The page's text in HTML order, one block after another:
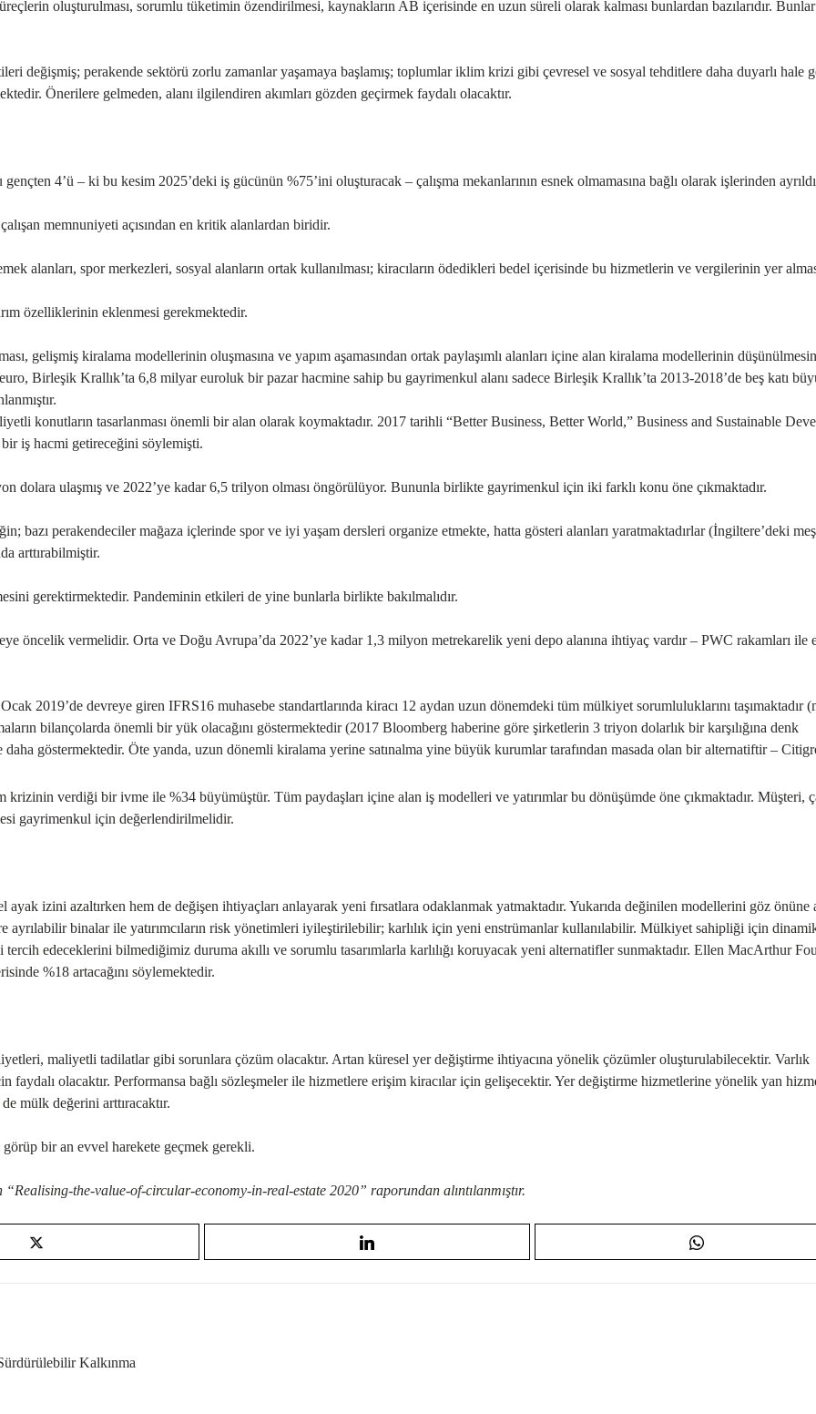
oluşturulması, sorumlu tüketimin özendirilmesi, kaynakların AB içerisinde en uzun süreli olarak kalması bunlardan bazılarıdır.
değişmiş; perakende sektörü zorlu zamanlar yaşamaya başlamış; toplumlar iklim krizi gibi çevresel ve sosyal tehditlere daha duyarlı hale
Önerilere gelmeden, alanı ilgilendiren akımları gözden geçirmek faydalı olacaktır.
4’ü – ki bu kesim 2025’deki iş gücünün %75’ini oluşturacak – çalışma mekanlarının esnek olmamasına bağlı olarak işlerinden
memnuniyeti açısından en kritik alanlardan biridir.
alanları, spor merkezleri, sosyal alanların ortak kullanılması; kiracıların ödedikleri bedel içerisinde bu hizmetlerin ve vergilerinin yer
özelliklerinin eklenmesi gerekmektedir.
gelişmiş kiralama modellerinin oluşmasına ve yapım aşamasından ortak paylaşımlı alanları içine alan kiralama modellerinin
Birleşik Krallık’ta 6,8 milyar euroluk bir pazar hacmine sahip bu gayrimenkul alanı sadece Birleşik Krallık’ta 2013-2018’de beş katı
konutların tasarlanması önemli bir alan olarak koymaktadır. 2017 tarihli “Better Business, Better World,” Business and Sustainable
iş hacmi getireceğini söylemişti.
dolara ulaşmış ve 2022’ye kadar 6,5 trilyon olması öngörülüyor. Bununla birlikte gayrimenkul için iki farklı konu öne çıkmaktadır.
bazı perakendeciler mağaza içlerinde spor ve iyi yaşam dersleri organize etmekte, hatta gösteri alanları yaratmaktadırlar (İngiltere’deki
arttırabilmiştir.
gerektirmektedir. Pandeminin etkileri de yine bunlarla birlikte bakılmalıdır.
öncelik vermelidir. Orta ve Doğu Avrupa’da 2022’ye kadar 1,3 milyon metrekarelik yeni depo alanına ihtiyaç vardır – PWC rakamları ile
2019’de devreye giren IFRS16 muhasebe standartlarında kiracı 12 aydan uzun dönemdeki tüm mülkiyet sorumluluklarını taşımaktadır
bilançolarda önemli bir yük olacağını göstermektedir (2017 Bloomberg haberine göre şirketlerin 3 triyon dolarlık bir karşılığına denk
daha göstermektedir. Öte yanda, uzun dönemli kiralama yerine satınalma yine büyük kurumlar tarafından masada olan bir alternatiftir –
verdiği bir ivme ile %34 büyümüştür. Tüm paydaşları içine alan iş modelleri ve yatırımlar bu dönüşümde öne çıkmaktadır. Müşteri,
gayrimenkul için değerlendirilmelidir.
izini azaltırken hem de değişen ihtiyaçları anlayarak yeni fırsatlara odaklanmak yatmaktadır. Yukarıda değinilen modellerini göz önüne
ayrılabilir binalar ile yatırımcıların risk yönetimleri iyileştirilebilir; karlılık için yeni enstrümanlar kullanılabilir. Mülkiyet sahipliği için
edeceklerini bilmediğimiz duruma akıllı ve sorumlu tasarımlarla karlılığı koruyacak yeni alternatifler sunmaktadır. Ellen MacArthur
%18 artacağını söylemektedir.
maliyetli tadilatlar gibi sorunlara çözüm olacaktır. Artan küresel yer değiştirme ihtiyacına yönelik çözümler oluşturulabilecektir. Varlık
faydalı olacaktır. Performansa bağlı sözleşmeler ile hizmetlere erişim kiracılar için gelişecektir. Yer değiştirme hizmetlerine yönelik yan
mülk değerini arttıracaktır.
görüp bir an evvel harekete geçmek gerekli.
the-value-of-circular-economy-in-real-estate 2020” raporundan alıntılanmıştır.
Kalkınma